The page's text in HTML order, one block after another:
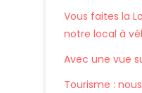
Vous faites la
notre local à
Avec une vue
Tourisme :